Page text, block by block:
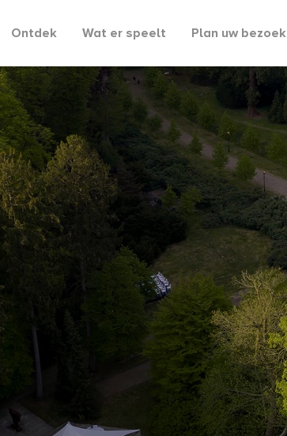
Ontdek Wat er speelt Plan uw bezoek